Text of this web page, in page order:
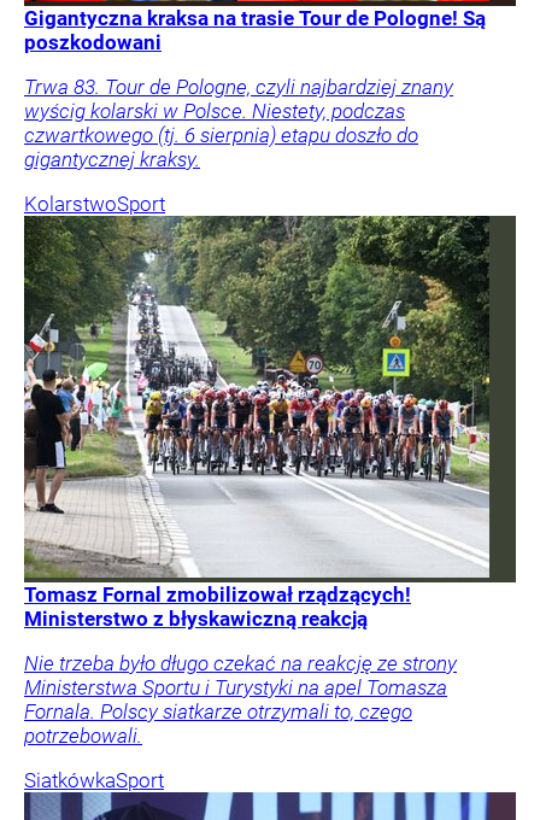
Gigantyczna kraksa na trasie Tour de Pologne! Są
poszkodowani
Trwa 83. Tour de Pologne, czyli najbardziej znany
wyścig kolarski w Polsce. Niestety, podczas
czwartkowego (tj. 6 sierpnia) etapu doszło do
gigantycznej kraksy.
KolarstwoSport
Tomasz Fornal zmobilizował rządzących!
Ministerstwo z błyskawiczną reakcją
Nie trzeba było długo czekać na reakcję ze strony
Ministerstwa Sportu i Turystyki na apel Tomasza
Fornala. Polscy siatkarze otrzymali to, czego
potrzebowali.
SiatkówkaSport